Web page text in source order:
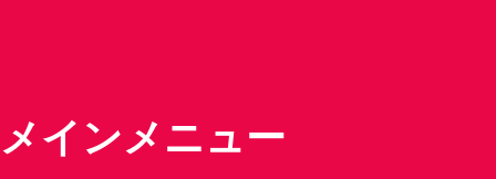
メインメニュー